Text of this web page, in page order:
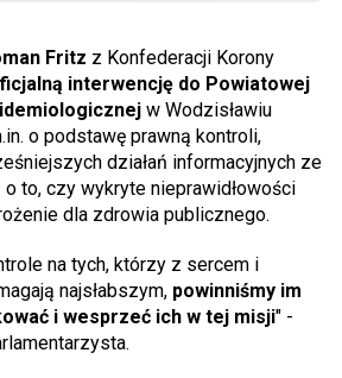
Fritz z Konfederacji Korony
interwencję do Powiatowej
w Wodzisławiu
o podstawę prawną kontroli,
działań informacyjnych ze
to, czy wykryte nieprawidłowości
dla zdrowia publicznego.
na tych, którzy z sercem i
najsłabszym, powinniśmy im
i wesprzeć ich w tej misji" -